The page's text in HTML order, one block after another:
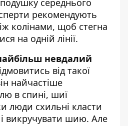
середнього
рекомендують
колінами, щоб стегна
на одній лінії.
невдалий
від такої
найчастіше
в спині, шиї
люди схильні класти
викручувати шию. Але